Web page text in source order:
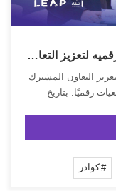
توقيع اتفاقية شراكة مع جمعية مديم الرقميه لتعزيز التعاون المشترك في دعم القطاع غير الربحي وتمكين الجمعيات رقميًا. بتاريخ
التعاون المشترك
رقميًا. بتاريخ
كوادر